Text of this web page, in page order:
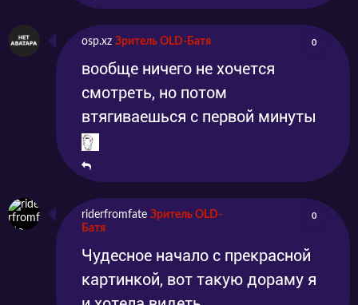
osp.xz Зритель OLD-Батя 0
вообще ничего не хочется
смотреть, но потом
втягиваешься с первой минуты
riderfromfate Зритель OLD-
Батя
0
Чудесное начало с прекрасной
картинкой, вот такую дораму я